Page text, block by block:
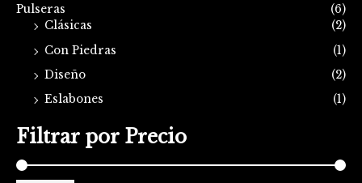
Pulseras
(6)
Clásicas
(2)
Con Piedras
(1)
Diseño
(2)
Eslabones
(1)
Filtrar por Precio